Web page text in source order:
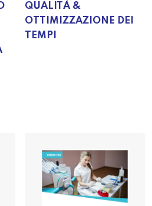
QUALITÀ &
OTTIMIZZAZIONE DEI
TEMPI